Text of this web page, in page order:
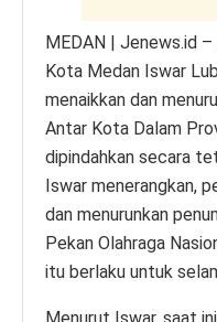
MEDAN | Jenews.id
Kota Medan Iswar
menaikkan dan
Antar Kota Dalam
dipindahkan secara
Iswar menerangkan,
dan menurunkan
Pekan Olahraga
itu berlaku untuk
Menurut Iswar, saat